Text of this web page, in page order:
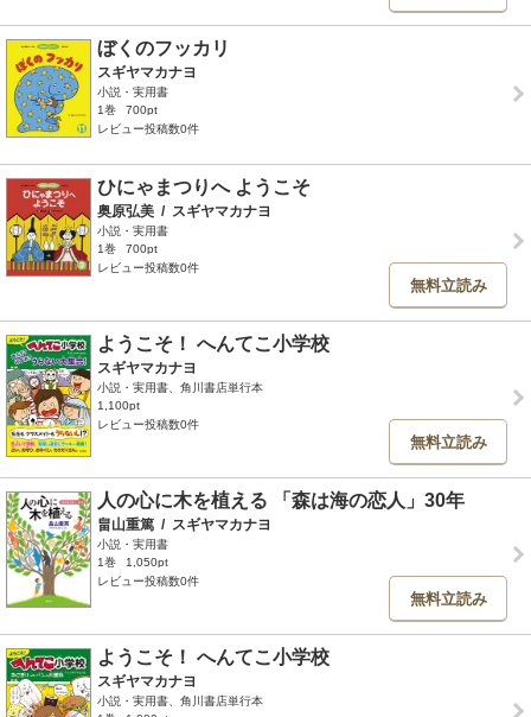
ぼくのフッカリ
スギヤマカナヨ
小説・実用書
1巻
700pt
レビュー投稿数0件
ひにゃまつりへ ようこそ
奥原弘美 / スギヤマカナヨ
小説・実用書
1巻
700pt
レビュー投稿数0件
無料立読み
ようこそ！ へんてこ小学校
スギヤマカナヨ
小説・実用書、角川書店単行本
1,100pt
レビュー投稿数0件
無料立読み
人の心に木を植える 「森は海の恋人」30年
畠山重篤 / スギヤマカナヨ
小説・実用書
1巻
1,050pt
レビュー投稿数0件
無料立読み
ようこそ！ へんてこ小学校
スギヤマカナヨ
小説・実用書、角川書店単行本